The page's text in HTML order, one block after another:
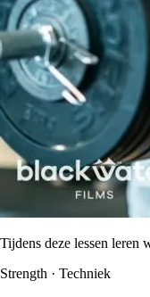
Tijdens deze lessen leren
Strength · Techniek